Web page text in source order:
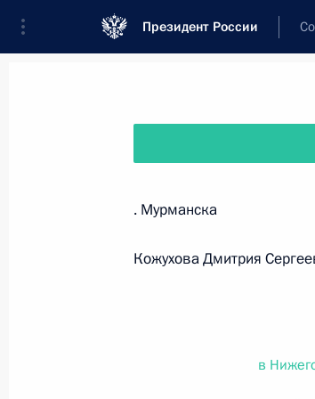
Президент России
Название документа или его
. Мурманска
Кожухова Дмитрия
в